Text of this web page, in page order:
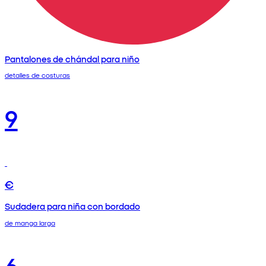
Pantalones de chándal para niño
detalles de costuras
9
€
Sudadera para niña con bordado
de manga larga